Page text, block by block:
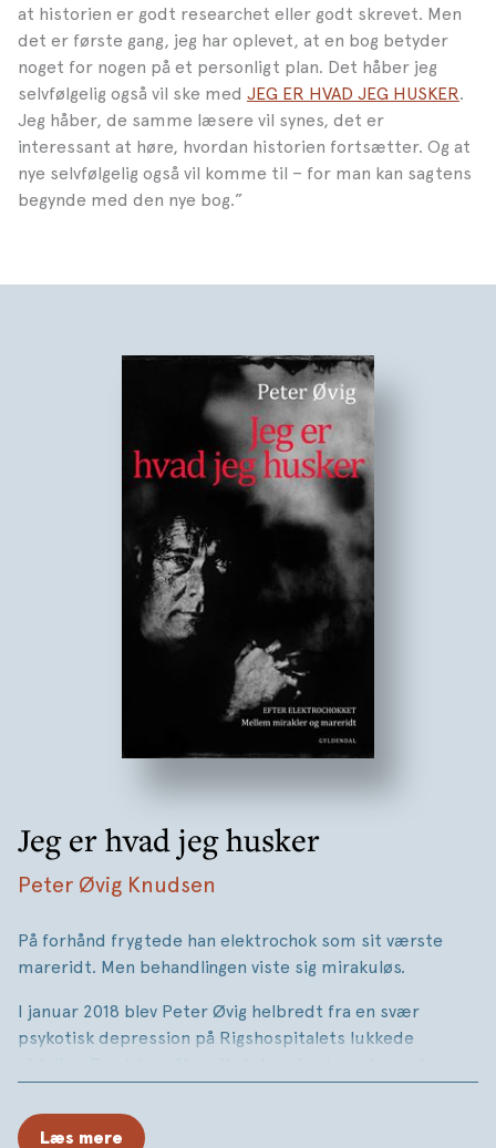
at historien er godt researchet eller godt skrevet. Men
det er første gang, jeg har oplevet, at en bog betyder
noget for nogen på et personligt plan. Det håber jeg
selvfølgelig også vil ske med JEG ER HVAD JEG HUSKER.
Jeg håber, de samme læsere vil synes, det er
interessant at høre, hvordan historien fortsætter. Og at
nye selvfølgelig også vil komme til – for man kan sagtens
begynde med den nye bog.”
Jeg er hvad jeg husker
Peter Øvig Knudsen
På forhånd frygtede han elektrochok som sit værste
mareridt. Men behandlingen viste sig mirakuløs.
I januar 2018 blev Peter Øvig helbredt fra en svær
psykotisk depression på Rigshospitalets lukkede
hans nærmeste. I en lang periode ville hans fjortenårige
Læs mere